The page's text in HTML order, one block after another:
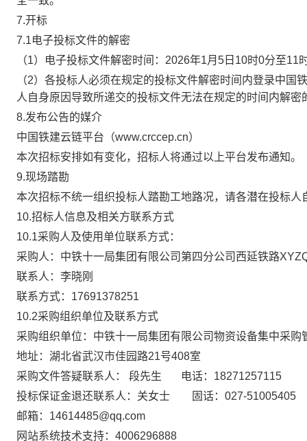
7.开标
7.1电子投标文件的解密
（1）电子投标文件解密时间： 2026年1月 5 日 10时0分至11
（2）各投标人必须在规定的投标文件解密时间内登录中国
人自身原因导致所递交的投标文件无法在规定的时间内解
8.发布公告的媒介
中国铁建云链平台（www.crccep.cn）
本次招标安排如有变化，招标人将通过以上平台发布通知。
9.现场踏勘
本次招标不统一组织投标人踏勘工地路况，请各潜在投标人
10.招标人信息及相关方联系方式
10.1采购人及使用单位联系方式：
采购人： 中铁十一局集团有限公司第四分公司西延铁路
联系人：李晓刚
联系方式： 17691378251
10.2采购组织单位及联系方式
采购组织单位： 中铁十一局集团有限公司物资设备集中采购
地址： 湖北省武汉市佳园路21号408室
采购文件答疑联系人： 段先生 电话： 18271257115
投标保证金退还联系人： 关女士 固话： 027-51005405
邮箱： 14614485@qq.com
网站系统技术支持： 4006296888